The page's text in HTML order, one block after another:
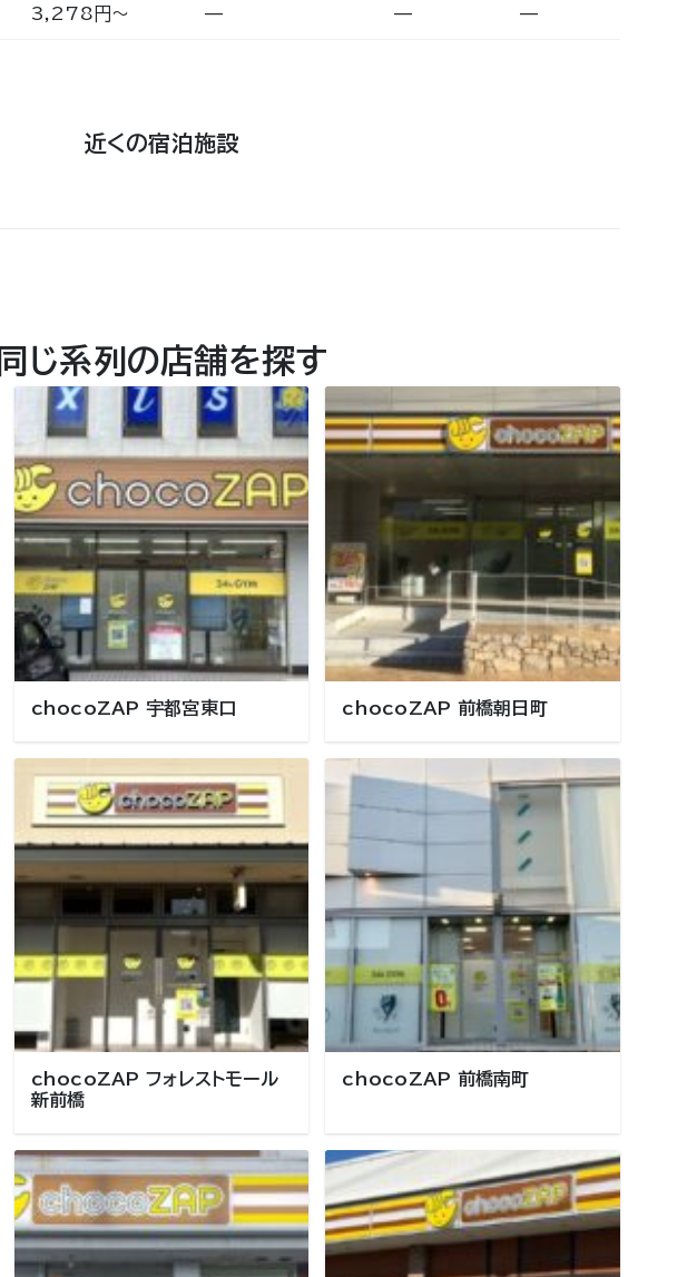
3,278円〜 — — —
近くの宿泊施設
同じ系列の店舗を探す
chocoZAP 宇都宮東口 chocoZAP 前橋朝日町
chocoZAP フォレストモール
新前橋
chocoZAP 前橋南町